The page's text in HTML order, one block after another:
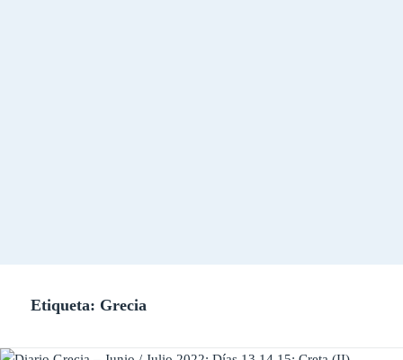
Etiqueta: Grecia